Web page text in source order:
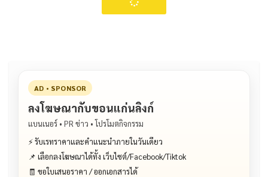
AD • SPONSOR
ลงโฆษณากับขอนแก่นลิงก์
แบนเนอร์ • PR ข่าว • โปรโมตกิจกรรม
⚡ รับเรทราคาและคำแนะนำภายในวันเดียว
📌 เลือกลงโฆษณาได้ทั้ง เว็บไซต์/Facebook/Tiktok
🧾 ขอใบเสนอราคา / ออกเอกสารได้